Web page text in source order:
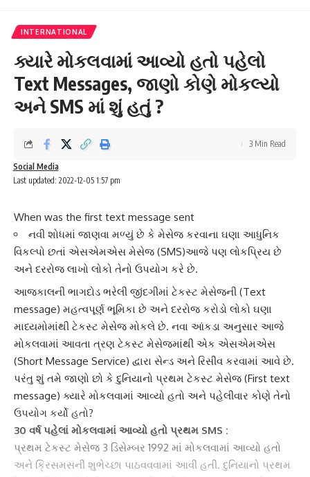
INTERNATIONAL
ક્યારે મોકલવામાં આવ્યો હતો પહેલો
Text Messages, જાણો કોણે મોકલ્યો
અને SMS માં શું હતું ?
Last updated: 2022-12-05 1:57 pm
Social Media
3 Min Read
When was the first text message sent
નવી શોધમાં જાણવા મળ્યું છે કે મેસેજ કરવાના ઘણા આધુનિક
વિકલ્પો છતાં એસએમએસ મેસેજ (SMS)આજે પણ લોકપ્રિય છે
અને દરરોજ લાખો લોકો તેનો ઉપયોગ કરે છે.
આજકાલની ભાગદોડ ભરેલી જીંદગીમાં ટેકસ્ટ મેસેજની (Text
message) મહત્વપૂર્ણ ભૂમિકા છે અને દરરોજ કરોડો લોકો ઘણા
માધ્યમોમાંથી ટેકસ્ટ મેસેજ મોકલે છે. નવા આંકડા અનુસાર આજે
મોકલવામાં આવતા ત્રણ ટેકસ્ટ મેસેજમાંથી એક એસએમએસ
(Short Message Service) દ્વારા સેન્ડ અને રિસીવ કરવામાં આવે છે.
પરંતુ શું તમે જાણો છો કે દુનિયાનો પ્રથમ ટેકસ્ટ મેસેજ (First text
message) ક્યારે મોકલવામાં આવ્યો હતો અને પહેલીવાર કોણે તેનો
ઉપયોગ કર્યો હતો?
30 વર્ષ પહેલાં મોકલવામાં આવ્યો હતો પ્રથમ SMS :
પ્રથમ ટેકસ્ટ મેસેજ 3 ડિસેમ્બર 1992 માં મોકલવામાં આવ્યો હતો
અને ક્રિસમસની શુભેચ્છા પાઠવવવામાં આવી હતી. દુનિયાનો પ્રથમ